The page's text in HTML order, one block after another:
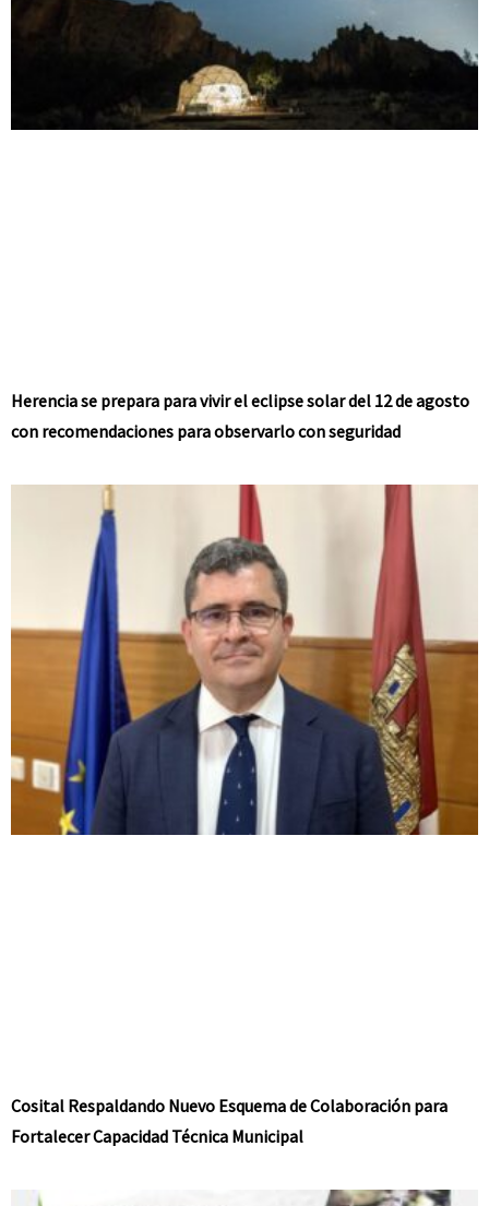
Herencia se prepara para vivir el eclipse solar del 12 de agosto
con recomendaciones para observarlo con seguridad
Cosital Respaldando Nuevo Esquema de Colaboración para
Fortalecer Capacidad Técnica Municipal